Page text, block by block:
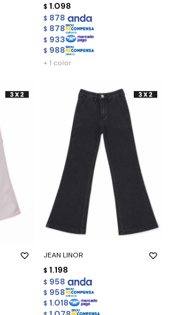
$ 1.098
$ 878
$ 878
$ 933
$ 988
+ 1 color
JEAN LINOR
$ 1.198
$ 958
$ 958
$ 1.018